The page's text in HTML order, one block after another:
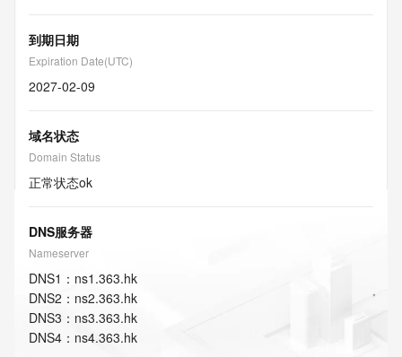
到期日期
Expiration Date(UTC)
2027-02-09
域名状态
Domain Status
正常状态ok
DNS服务器
Nameserver
DNS1 ： ns1.363.hk
DNS2 ： ns2.363.hk
DNS3 ： ns3.363.hk
DNS4 ： ns4.363.hk